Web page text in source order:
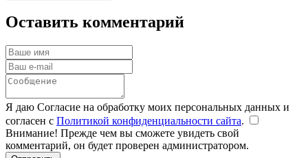
Оставить комментарий
Я даю Согласие на обработку моих персональных данных и
согласен с Политикой конфиденциальности сайта.
Внимание! Прежде чем вы сможете увидеть свой
комментарий, он будет проверен администратором.